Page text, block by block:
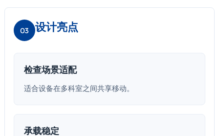
03 设计亮点
检查场景适配
适合设备在多科室之间共享移动。
承载稳定